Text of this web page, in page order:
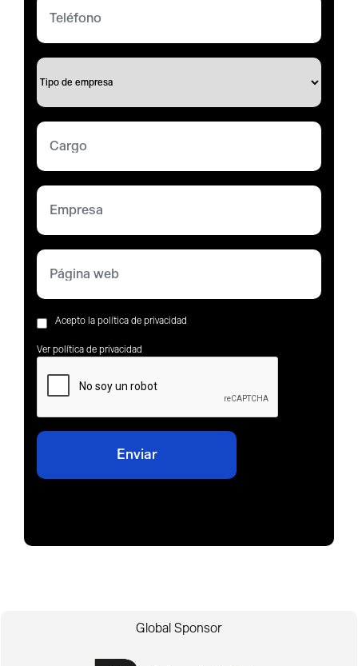
Acepto la política de privacidad
Ver política de privacidad
Global Sponsor